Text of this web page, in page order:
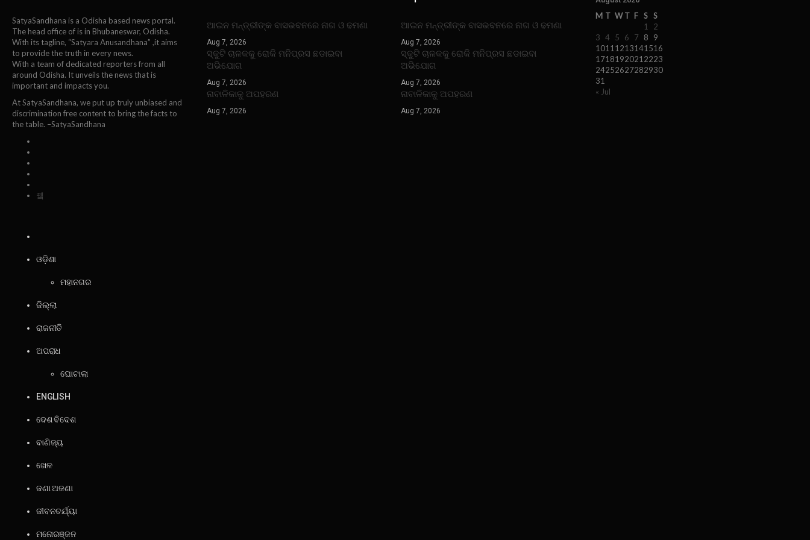
SatyaSandhana is a Odisha based news portal.
The head office of is in Bhubaneswar, Odisha.
With its tagline, “Satyara Anusandhana” ,it aims
to provide the truth in every news.
With a team of dedicated reporters from all
around Odisha. It unveils the news that is
important and impacts you.
At SatyaSandhana, we put up truly unbiased and
discrimination free content to bring the facts to
the table. –SatyaSandhana
ଆଇନ ମନ୍ତ୍ରୀଙ୍କ ବାସଭବନରେ ନାଗ ଓ ଢମଣା
Aug 7, 2026
ସ୍କୁଟି ଚାଳକକୁ ରୋକି ମନିପ୍ରସ ଛଡାଇବା
ଅଭିଯୋଗ
Aug 7, 2026
ନାବାଳିକାକୁ ଅପହରଣ
Aug 7, 2026
ଆଇନ ମନ୍ତ୍ରୀଙ୍କ ବାସଭବନରେ ନାଗ ଓ ଢମଣା
Aug 7, 2026
ସ୍କୁଟି ଚାଳକକୁ ରୋକି ମନିପ୍ରସ ଛଡାଇବା
ଅଭିଯୋଗ
Aug 7, 2026
ନାବାଳିକାକୁ ଅପହରଣ
Aug 7, 2026
M T W T F S S
1
2
3 4 5 6 7 8
9
1011 1213141516
1718192021 2223
24252627282930
31
« Jul
ଓଡ଼ିଶା
ମହାନଗର
ଜିଲ୍ଲା
ରାଜନୀତି
ଅପରାଧ
ଘୋଟାଲା
ENGLISH
ଦେଶ ବିଦେଶ
ବାଣିଜ୍ୟ
ଖେଳ
ଜଣା ଅଜଣା
ଜୀବନଚର୍ଯ୍ୟା
ମନୋରଞ୍ଜନ